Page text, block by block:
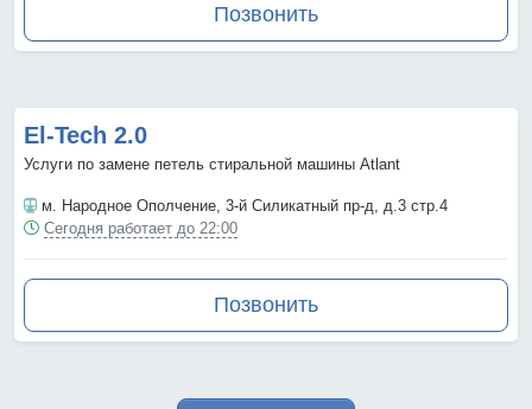
Позвонить
El-Tech 2.0
Услуги по замене петель стиральной машины Atlant
м. Народное Ополчение, 3-й Силикатный пр-д, д.3 стр.4
Сегодня работает до 22:00
Позвонить